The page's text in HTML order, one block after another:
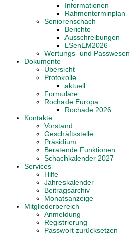
Informationen
Rahmenterminplan
Seniorenschach
Berichte
Ausschreibungen
LSenEM2026
Wertungs- und Passwesen
Dokumente
Übersicht
Protokolle
aktuell
Formulare
Rochade Europa
Rochade 2026
Kontakte
Vorstand
Geschäftsstelle
Präsidium
Beratende Funktionen
Schachkalender 2027
Services
Hilfe
Jahreskalender
Beitragsarchiv
Monatsanzeige
Mitgliederbereich
Anmeldung
Registrierung
Passwort zurücksetzen